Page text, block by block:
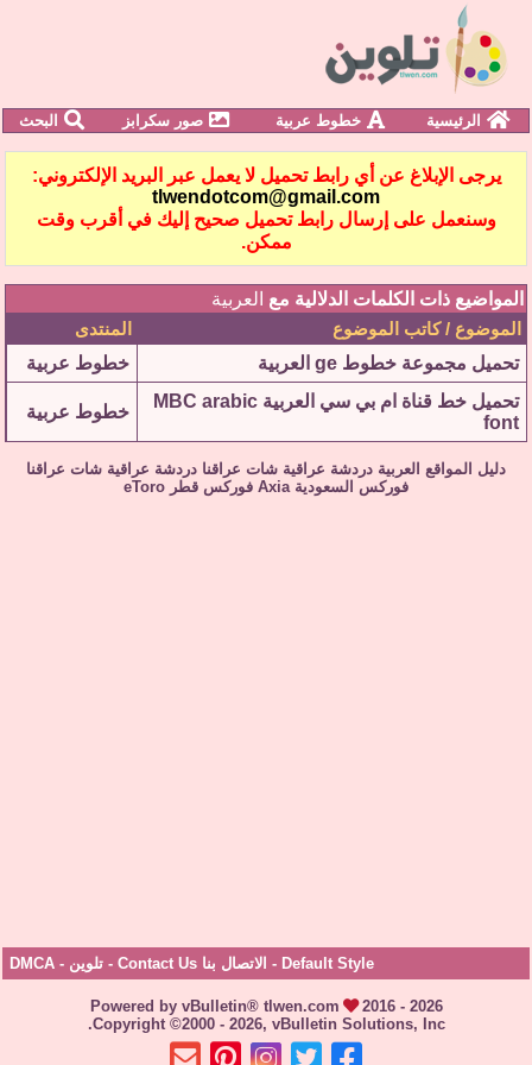
الرئيسية خطوط عربية صور سكرابز البحث
يرجى الإبلاغ عن أي رابط تحميل لا يعمل عبر البريد الإلكتروني:
tlwendotcom@gmail.com
وسنعمل على إرسال رابط تحميل صحيح إليك في أقرب وقت
ممكن.
المواضيع ذات الكلمات الدلالية مع العربية
الموضوع / كاتب الموضوع المنتدى
تحميل مجموعة خطوط ge العربية
خطوط عربية
تحميل خط قناة ام بي سي العربية MBC arabic
font
خطوط عربية
دليل المواقع العربية دردشة عراقية شات عراقنا دردشة عراقية شات عراقنا
فوركس السعودية Axia فوركس قطر eToro
Default Style
- الاتصال بنا Contact Us - تلوين -
DMCA
Powered by vBulletin® tlwen.com
2016 - 2026
Copyright ©2000 - 2026, vBulletin Solutions, Inc.